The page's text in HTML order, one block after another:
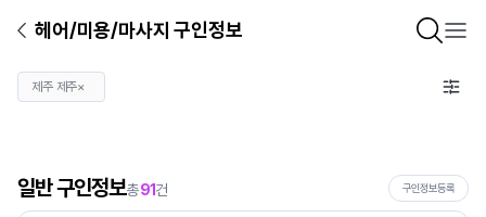
헤어/미용/마사지 구인정보
제주 제주×
일반 구인정보총91건 구인정보등록